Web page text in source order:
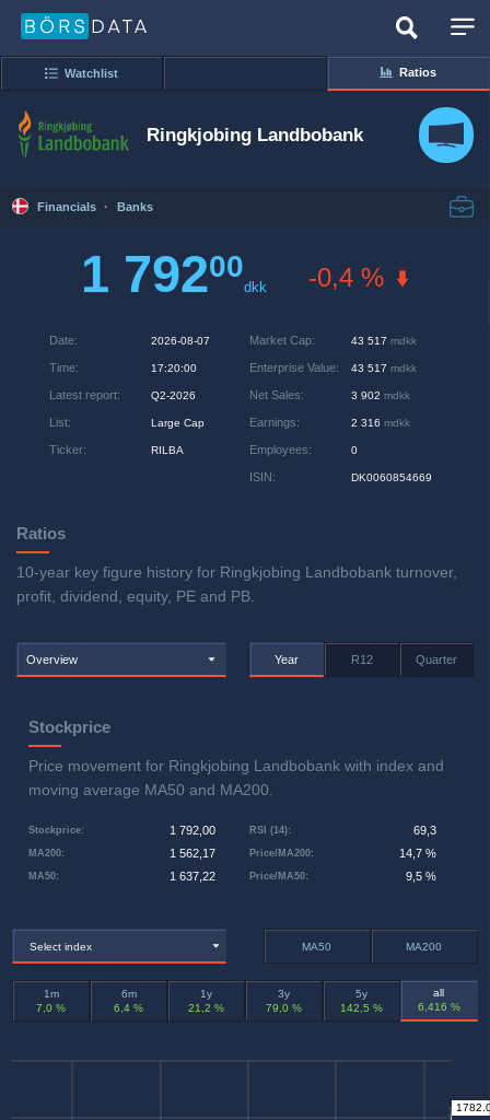
Watchlist Ratios
Ringkjobing Landbobank
Financials · Banks
1 79200
dkk -0,4 %
Date: 2026-08-07
Time: 17:20:00
Latest report: Q2-2026
List: Large Cap
Ticker: RILBA
Market Cap: 43 517 mdkk
Enterprise Value: 43 517 mdkk
Net Sales: 3 902 mdkk
Earnings: 2 316 mdkk
Employees: 0
ISIN: DK0060854669
Ratios
10-year key figure history for Ringkjobing Landbobank turnover,
profit, dividend, equity, PE and PB.
Overview Year R12 Quarter
Stockprice
Price movement for Ringkjobing Landbobank with index and
moving average MA50 and MA200.
Stockprice: 1 792,00
MA50: 1 637,22
MA200: 1 562,17 Price/MA200: 14,7 %
RSI (14): 69,3
Price/MA50: 9,5 %
Select index MA50 MA200
1m
7,0 %
6m
6,4 %
1y
21,2 %
3y
79,0 %
5y
142,5 %
all
6,416 %
1750